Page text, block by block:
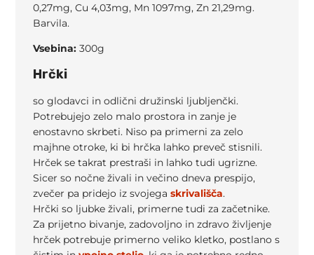
0,27mg, Cu 4,03mg, Mn 1097mg, Zn 21,29mg.
Barvila.
Vsebina: 300g
Hrčki
so glodavci in odlični družinski ljubljenčki.
Potrebujejo zelo malo prostora in zanje je
enostavno skrbeti. Niso pa primerni za zelo
majhne otroke, ki bi hrčka lahko preveč stisnili.
Hrček se takrat prestraši in lahko tudi ugrizne.
Sicer so nočne živali in večino dneva prespijo,
zvečer pa pridejo iz svojegaskrivališča.
Hrčki so ljubke živali, primerne tudi za začetnike.
Za prijetno bivanje, zadovoljno in zdravo življenje
hrček potrebuje primerno veliko kletko, postlano s